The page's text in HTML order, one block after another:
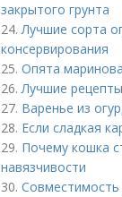
закрытого грунта
24.Лучшие сорта
консервирования
25. Опята
26.Лучшие
27. Варенье из
28. Если сладкая
29. Почему кошка
навязчивости
30. Совместимость